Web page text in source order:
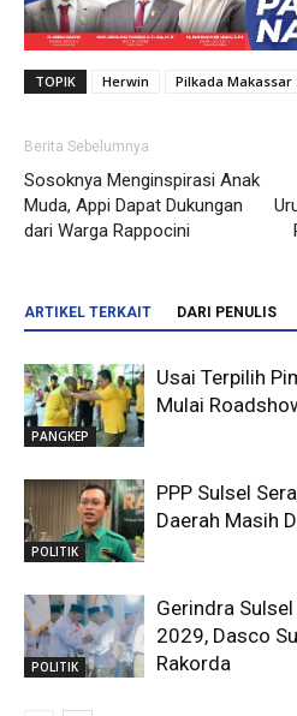
TOPIK Herwin Pilkada Makassar
Berita Sebelumnya
Sosoknya Menginspirasi Anak
Muda, Appi Dapat Dukungan
dari Warga Rappocini
ARTIKEL TERKAIT DARI PENULIS
PANGKEP
Usai Terpilih
Mulai
POLITIK
PPP Sulsel
Daerah Masih
POLITIK
Gerindra
2029, Dasco
Rakorda